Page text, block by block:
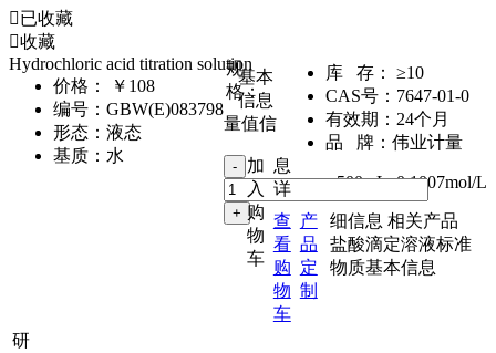
已收藏
收藏
Hydrochloric acid titration solution
价格：
￥108
编号： GBW(E)083798
形态： 液态
基质： 水
库 存：
≥10
CAS号： 7647-01-0
有效期： 24个月
品 牌： 伟业计量
规
格：
500mL,0.1007mol/L
加
入
购
物
车
查
看
购
物
车
产
品
定
制
基本
信息
量值信
息
详
细信息 相关产品
盐酸滴定溶液标准
物质基本信息
研